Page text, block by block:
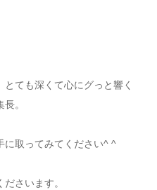
ても深くて心にグっと響く
。
に取ってみてください^ ^
さいます。